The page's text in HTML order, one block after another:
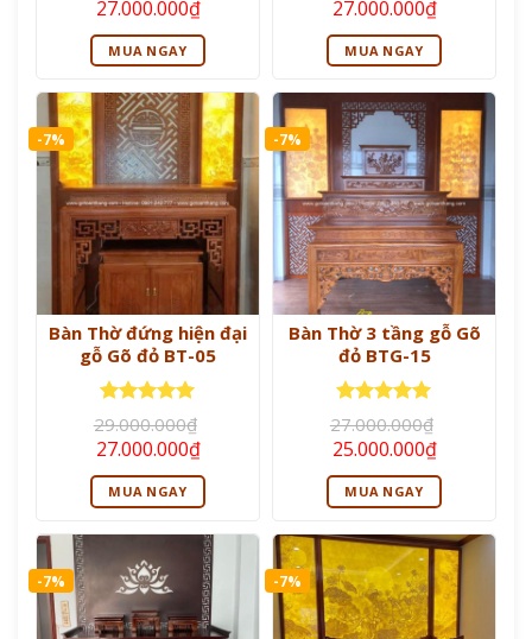
sao
gốc
là:
29.000.000₫.
27.000.000₫hiện
tại
là:
MUA NGAY
sao
gốc
là:
29.000.000₫.
27.000.000₫hiện
tại
là:
MUA NGAY
-7%
Bàn Thờ đứng hiện đại
gỗ Gõ đỏ BT-05
Được xếp
hạng55
sao
29.000.000₫
Giá
gốc
là:
29.000.000₫.
27.000.000₫Giá
hiện
tại
là:
27.000.000₫.
MUA NGAY
-7%
Bàn Thờ 3 tầng gỗ Gõ
đỏ BTG-15
Được xếp
hạng55
sao
27.000.000₫
Giá
gốc
là:
27.000.000₫.
25.000.000₫Giá
hiện
tại
là:
MUA NGAY
-7% -7%